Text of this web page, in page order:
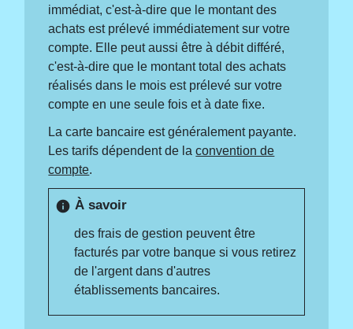
immédiat, c'est-à-dire que le montant des
achats est prélevé immédiatement sur votre
compte. Elle peut aussi être à débit différé,
c'est-à-dire que le montant total des achats
réalisés dans le mois est prélevé sur votre
compte en une seule fois et à date fixe.
La carte bancaire est généralement payante.
Les tarifs dépendent de laconvention de
compte.
info À savoir
des frais de gestion peuvent être
facturés par votre banque si vous retirez
de l'argent dans d'autres
établissements bancaires.